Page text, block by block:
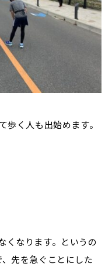
く人も出始めます。
くなります。というの
先を急ぐことにした